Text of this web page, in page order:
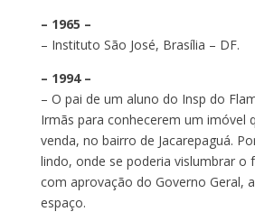
– 1965 –
– Instituto São José, Brasília – DF.
– 1994 –
– O pai de um aluno do Insp do
Irmãs para conhecerem um imóvel
venda, no bairro de Jacarepaguá.
lindo, onde se poderia vislumbrar o
com aprovação do Governo Geral,
espaço.